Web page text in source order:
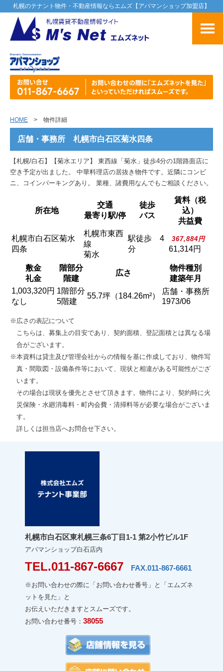
札幌のテナント物件・不動産情報ならエムズ【アパマンショップ加盟店】
HOME > 物件詳細
店舗・事務所 札幌市白石区菊水四条
【札幌/白石】【菊水エリア】 東西線「菊水」徒歩4分の1階路面店に
空き予定が出ました。 中華料理店の居抜き物件です。近隣にコンビ
ニ、コインパーキングあり。 業種、諸費用なんでもご相談ください。
所在地
交通
最寄り駅/停
徒歩
バス
賃料（税
込）
共益費
札幌市白石区菊水
四条
札幌市東西
線
菊水
駅徒歩 4
分
367,884円
61,314円
敷金
礼金
階部分
階建
広さ
物件種別
建築年月
1,003,320円
なし
1階部分
5階建
55.7坪（184.26m²）
店舗・事務所
1973/06
※広さの表記について
こちらは、募集上の目安であり、契約面積、登記面積とは異なる場
合がございます。
※本資料は貸主及び管理会社からの情報を基に作成しており、物件写
真・間取図・設備条件等において、現状と相違がある可能性がござ
います。
その場合は現状を優先とさせて頂きます。物件により、契約時に火
災保険・水廻消毒料・町内会費・清掃料等が必要な場合がございま
す。
詳しくは担当店へお問合せ下さい。
札幌市白石区東札幌三条6丁目1-1 第2小竹ビル1F
アパマンショップ白石店内
TEL.011-867-6667 FAX.011-867-6661
※お問い合わせの際に「お問い合わせ番号」と「エムズネ
ットを見た」と
お伝えいただきますとスムーズです。
お問い合わせ番号： 38055